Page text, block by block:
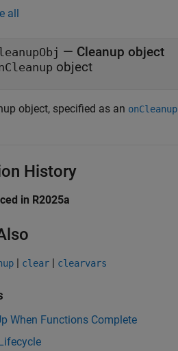
all
— Cleanup object
object
object, specified as an onCleanup
History
in R2025a
| clear | clearvars
When Functions Complete